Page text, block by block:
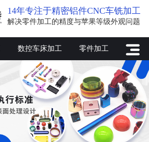
14年专注于精密铝件CNC车铣加工
解决零件加工的精度与苹果等级外观问题
数控车床加工 零件加工